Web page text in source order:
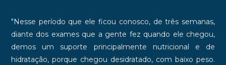
"Nesse período que ele ficou conosco, de três semanas,
diante dos exames que a gente fez quando ele chegou,
demos um suporte principalmente nutricional e de
hidratação, porque chegou desidratado, com baixo peso.